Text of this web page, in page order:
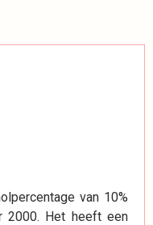
van 10%
2000. Het heeft een